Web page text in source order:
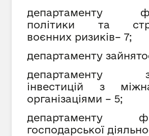
департаменту
політики та
воєнних ризиків– 7;
департаменту
департаменту
інвестицій з
організаціями – 5;
департаменту
господарської